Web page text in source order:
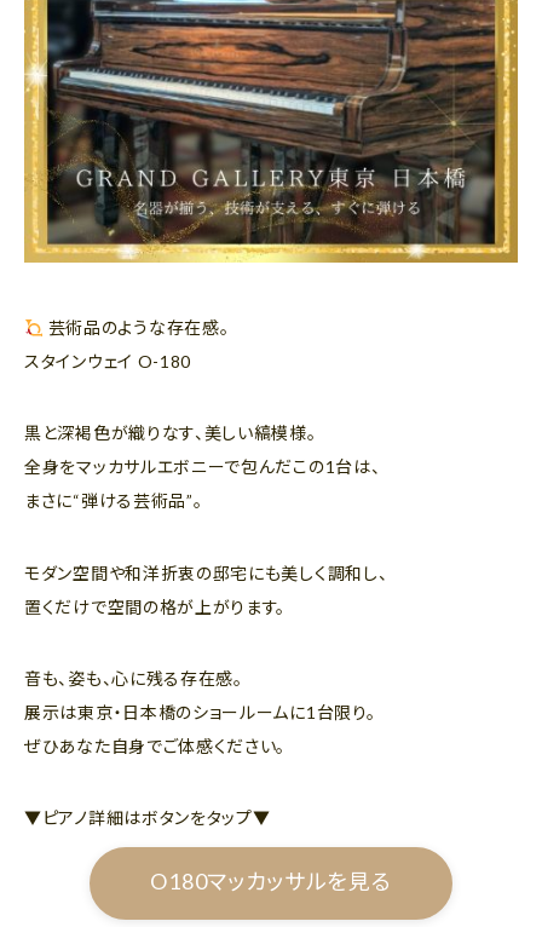
芸術品のような存在感。
スタインウェイ O-180
黒と深褐色が織りなす、美しい縞模様。
全身をマッカサルエボニーで包んだこの1台は、
まさに“弾ける芸術品”。
モダン空間や和洋折衷の邸宅にも美しく調和し、
置くだけで空間の格が上がります。
音も、姿も、心に残る存在感。
展示は東京・日本橋のショールームに1台限り。
ぜひあなた自身でご体感ください。
▼ピアノ詳細はボタンをタップ▼
O180マッカッサルを見る